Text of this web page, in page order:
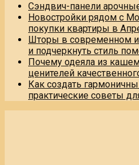
Сэндвич-панели
Новостройки рядом с
покупки квартиры в
Шторы в современном
и подчеркнуть стиль
Почему одеяла из
ценителей
Как создать
практические советы